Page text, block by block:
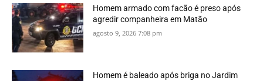
Homem armado com facão é preso após
agredir companheira em Matão
agosto 9, 2026 7:08 pm
Homem é baleado após briga no Jardim